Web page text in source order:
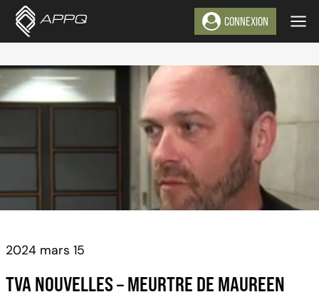
Aller
contenu
CONNEXION
TVA NOUVELLES – MEURTRE DE MAUREEN
2024 mars 15